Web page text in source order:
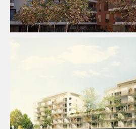
Ingenierie TCE
Thermique